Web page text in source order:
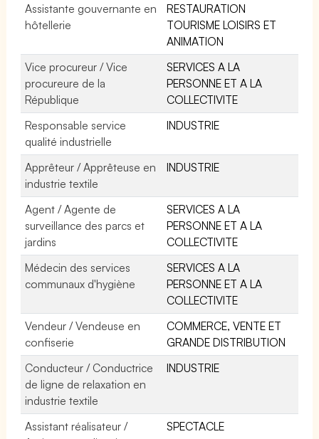
Assistante gouvernante en
hôtellerie
RESTAURATION
TOURISME LOISIRS ET
ANIMATION
Vice procureur / Vice
procureure de la
République
SERVICES A LA
PERSONNE ET A LA
COLLECTIVITE
Responsable service
qualité industrielle
INDUSTRIE
Apprêteur / Apprêteuse en
industrie textile
INDUSTRIE
Agent / Agente de
surveillance des parcs et
jardins
SERVICES A LA
PERSONNE ET A LA
COLLECTIVITE
Médecin des services
communaux d'hygiène
SERVICES A LA
PERSONNE ET A LA
COLLECTIVITE
Vendeur / Vendeuse en
confiserie
COMMERCE, VENTE ET
GRANDE DISTRIBUTION
Conducteur / Conductrice
de ligne de relaxation en
industrie textile
INDUSTRIE
Assistant réalisateur /
SPECTACLE